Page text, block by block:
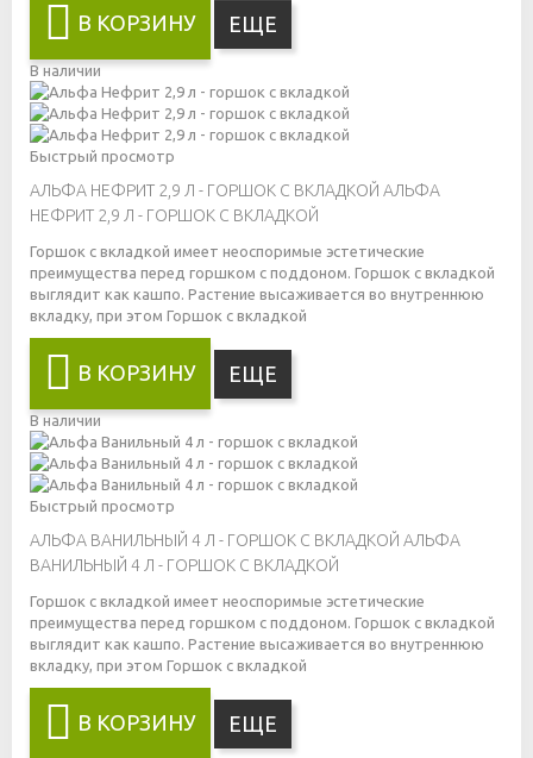
В КОРЗИНУ ЕЩЕ
В наличии
Быстрый просмотр
АЛЬФА НЕФРИТ 2,9 Л - ГОРШОК С ВКЛАДКОЙ АЛЬФА
НЕФРИТ 2,9 Л - ГОРШОК С ВКЛАДКОЙ
Горшок с вкладкой имеет неоспоримые эстетические
преимущества перед горшком с поддоном. Горшок с вкладкой
выглядит как кашпо. Растение высаживается во внутреннюю
вкладку, при этом Горшок с вкладкой
В КОРЗИНУ ЕЩЕ
В наличии
Быстрый просмотр
АЛЬФА ВАНИЛЬНЫЙ 4 Л - ГОРШОК С ВКЛАДКОЙ АЛЬФА
ВАНИЛЬНЫЙ 4 Л - ГОРШОК С ВКЛАДКОЙ
Горшок с вкладкой имеет неоспоримые эстетические
преимущества перед горшком с поддоном. Горшок с вкладкой
выглядит как кашпо. Растение высаживается во внутреннюю
вкладку, при этом Горшок с вкладкой
В КОРЗИНУ ЕЩЕ